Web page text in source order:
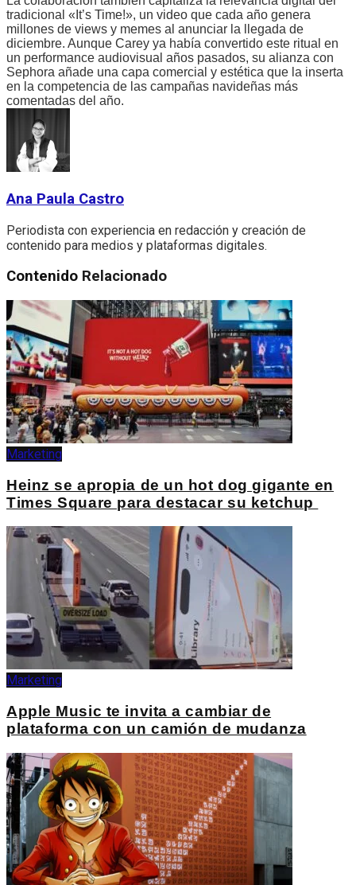
tradicional «It’s Time!», un video que cada año genera
millones de views y memes al anunciar la llegada de
diciembre. Aunque Carey ya había convertido este ritual en
un performance audiovisual años pasados, su alianza con
Sephora añade una capa comercial y estética que la inserta
en la competencia de las campañas navideñas más
comentadas del año.
Ana Paula Castro
Periodista con experiencia en redacción y creación de
contenido para medios y plataformas digitales.
Contenido Relacionado
Marketing
Heinz se apropia de un hot dog gigante en
Times Square para destacar su ketchup
Marketing
Apple Music te invita a cambiar de
plataforma con un camión de mudanza